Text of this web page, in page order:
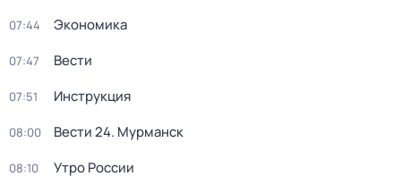
07:44 Экономика
07:47 Вести
07:51 Инструкция
08:00 Вести 24. Мурманск
08:10 Утро России